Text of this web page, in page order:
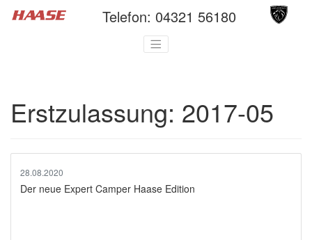
Telefon: 04321 56180
Erstzulassung: 2017-05
28.08.2020
Der neue Expert Camper Haase Edition